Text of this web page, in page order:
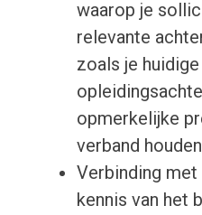
waarop je
relevante
zoals je
opmerkelijke
verband
Verbinding
kennis van het